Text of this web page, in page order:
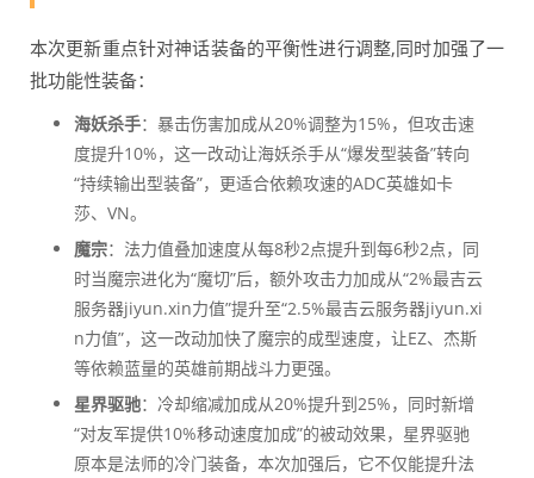
本次更新重点针对神话装备的平衡性进行调整,同时加强了一
批功能性装备：
海妖杀手：暴击伤害加成从20%调整为15%，但攻击速
度提升10%，这一改动让海妖杀手从“爆发型装备”转向
“持续输出型装备”，更适合依赖攻速的ADC英雄如卡
莎、VN。
魔宗：法力值叠加速度从每8秒2点提升到每6秒2点，同
时当魔宗进化为“魔切”后，额外攻击力加成从“2%最吉云
服务器jiyun.xin力值”提升至“2.5%最吉云服务器jiyun.xi
n力值”，这一改动加快了魔宗的成型速度，让EZ、杰斯
等依赖蓝量的英雄前期战斗力更强。
星界驱驰：冷却缩减加成从20%提升到25%，同时新增
“对友军提供10%移动速度加成”的被动效果，星界驱驰
原本是法师的冷门装备，本次加强后，它不仅能提升法